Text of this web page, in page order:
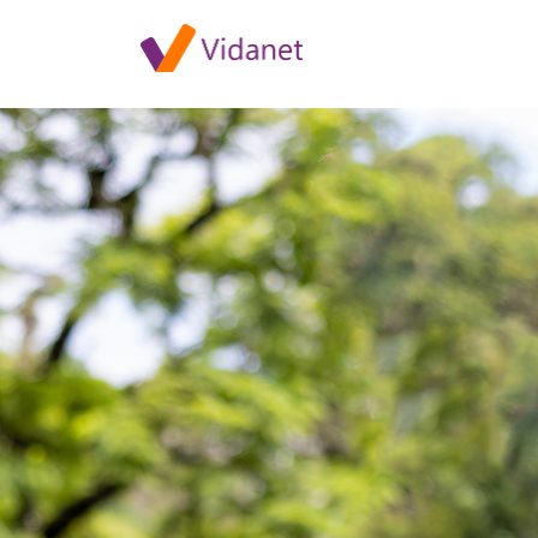
Elérkezett a felfedezés ideje